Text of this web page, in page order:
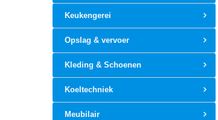
Keukengerei
Opslag & vervoer
Kleding & Schoenen
Koeltechniek
Meubilair